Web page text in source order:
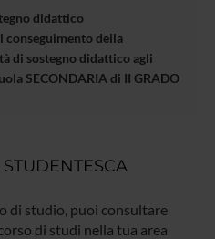
didattico
conseguimento della
di sostegno didattico agli
SECONDARIA di II GRADO
di studio, puoi consultare
di studi nella tua area